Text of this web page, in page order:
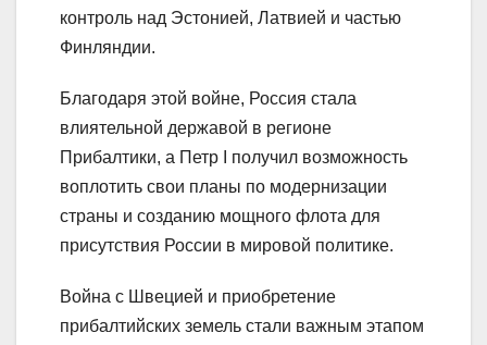
контроль над Эстонией, Латвией и частью
Финляндии.
Благодаря этой войне, Россия стала
влиятельной державой в регионе
Прибалтики, а Петр I получил возможность
воплотить свои планы по модернизации
страны и созданию мощного флота для
присутствия России в мировой политике.
Война с Швецией и приобретение
прибалтийских земель стали важным этапом